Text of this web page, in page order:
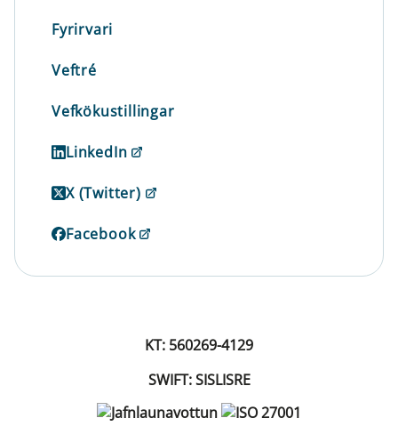
Fyrirvari
Veftré
Vefkökustillingar
LinkedIn
X (Twitter)
Facebook
KT: 560269-4129
SWIFT: SISLISRE